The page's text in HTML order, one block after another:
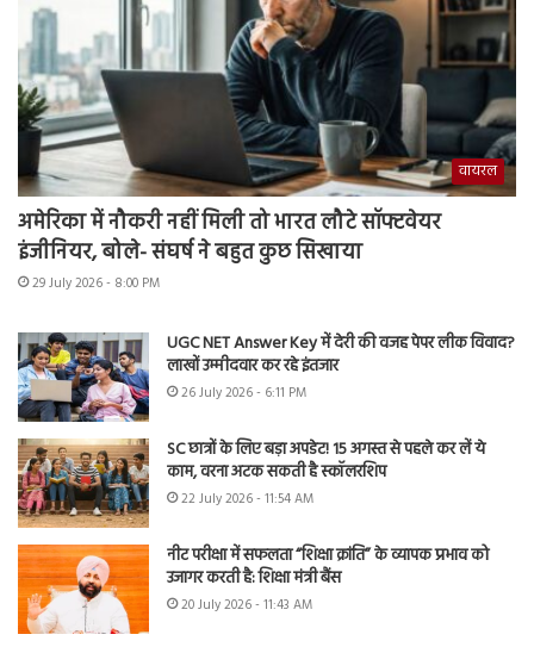
वायरल
अमेरिका में नौकरी नहीं मिली तो भारत लौटे सॉफ्टवेयर
इंजीनियर, बोले- संघर्ष ने बहुत कुछ सिखाया
29 July 2026 - 8:00 PM
UGC NET Answer Key में देरी की वजह पेपर लीक विवाद?
लाखों उम्मीदवार कर रहे इंतजार
26 July 2026 - 6:11 PM
SC छात्रों के लिए बड़ा अपडेट! 15 अगस्त से पहले कर लें ये
काम, वरना अटक सकती है स्कॉलरशिप
22 July 2026 - 11:54 AM
नीट परीक्षा में सफलता “शिक्षा क्रांति” के व्यापक प्रभाव को
उजागर करती है: शिक्षा मंत्री बैंस
20 July 2026 - 11:43 AM